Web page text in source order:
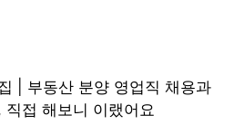
| 부동산 분양 영업직 채용과
접 해보니 이랬어요